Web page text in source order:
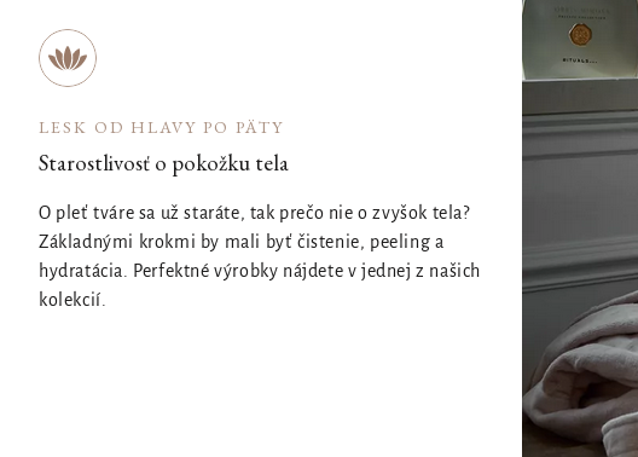
LESK OD HLAVY PO PÄTY
Starostlivosť o pokožku tela
O pleť tváre sa už staráte, tak prečo nie o zvyšok tela?
Základnými krokmi by mali byť čistenie, peeling a
hydratácia. Perfektné výrobky nájdete v jednej z našich
kolekcií.